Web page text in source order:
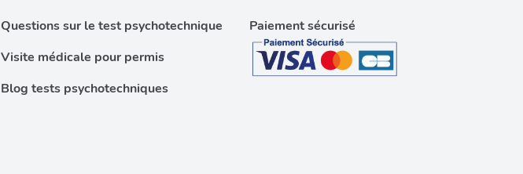
Questions sur le test psychotechnique
Visite médicale pour permis
Blog tests psychotechniques
Paiement sécurisé